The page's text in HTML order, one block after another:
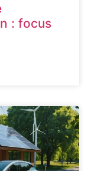
: focus